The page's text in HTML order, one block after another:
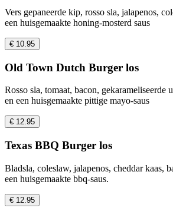
Vers gepaneerde kip, rosso sla, jalapenos,
een huisgemaakte honing-mosterd saus
€ 10.95
Old Town Dutch Burger los
Rosso sla, tomaat, bacon, gekarameliseerde
en een huisgemaakte pittige mayo-saus
€ 12.95
Texas BBQ Burger los
Bladsla, coleslaw, jalapenos, cheddar kaas,
een huisgemaakte bbq-saus.
€ 12.95